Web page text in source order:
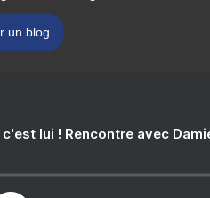
un blog
lui ! Rencontre avec